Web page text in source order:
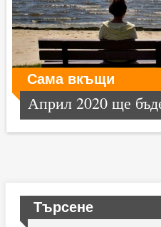
Сама вкъщи
Април 2020 ще
Търсене